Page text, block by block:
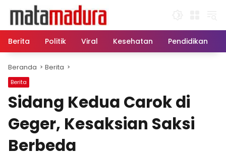
konten
Berita
Politik Viral Kesehatan Pendidikan
Beranda Berita
Berita
Sidang Kedua Carok di
Geger, Kesaksian Saksi
Berbeda